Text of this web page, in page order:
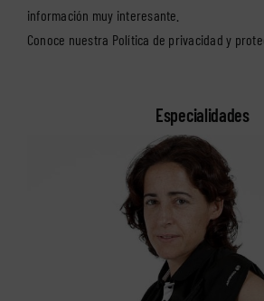
información muy interesante.
Conoce nuestra Política de privacidad y
Especialidades